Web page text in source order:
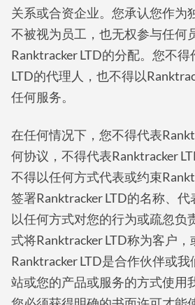
关系或合资企业。您承认您作为
不被视为员工，也无权参与任何
Ranktracker LTD的分配。您不
LTD的代理人，也不得以
任何服务。
在任何情况下，您不得代表
何协议，不得代表Ranktracker
不得以任何方式代表或约束
签署Ranktracker LTD的名称、代
以任何方式对您的行为或疏忽负
式将Ranktracker LTD称为客户
Ranktracker LTD是合作伙伴或
站或您的产品或服务的方式使用